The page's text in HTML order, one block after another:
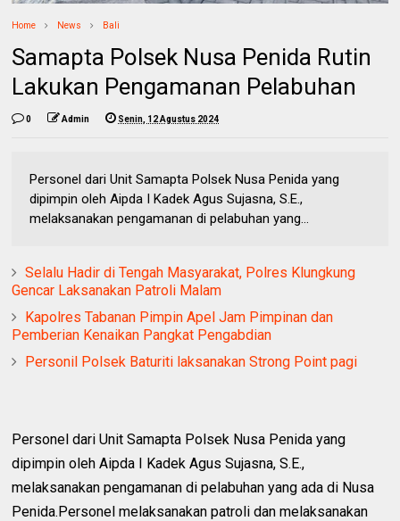
Home News Bali
Samapta Polsek Nusa Penida Rutin
Lakukan Pengamanan Pelabuhan
0 Admin Senin, 12 Agustus 2024
Personel dari Unit Samapta Polsek Nusa Penida yang
dipimpin oleh Aipda I Kadek Agus Sujasna, S.E.,
melaksanakan pengamanan di pelabuhan yang...
Selalu Hadir di Tengah Masyarakat, Polres Klungkung
Gencar Laksanakan Patroli Malam
Kapolres Tabanan Pimpin Apel Jam Pimpinan dan
Pemberian Kenaikan Pangkat Pengabdian
Personil Polsek Baturiti laksanakan Strong Point pagi
Personel dari Unit Samapta Polsek Nusa Penida yang
dipimpin oleh Aipda I Kadek Agus Sujasna, S.E.,
melaksanakan pengamanan di pelabuhan yang ada di Nusa
Penida.Personel melaksanakan patroli dan melaksanakan